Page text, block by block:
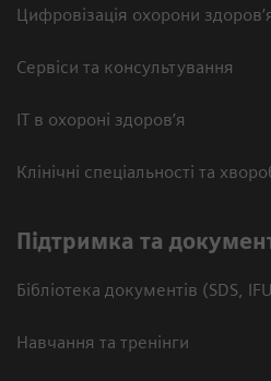
Цифровізація охорони
Сервіси та консультування
ІТ в охороні здоров’я
Клінічні спеціальності та
Підтримка та
Бібліотека документів (SDS,
Навчання та тренінги